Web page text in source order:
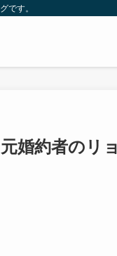
です。
婚約者のリ